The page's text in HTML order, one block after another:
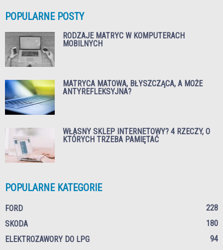
POPULARNE POSTY
RODZAJE MATRYC W KOMPUTERACH
MOBILNYCH
MATRYCA MATOWA, BŁYSZCZĄCA, A MOŻE
ANTYREFLEKSYJNA?
WŁASNY SKLEP INTERNETOWY? 4 RZECZY, O
KTÓRYCH TRZEBA PAMIĘTAĆ
POPULARNE KATEGORIE
FORD
228
SKODA
180
ELEKTROZAWORY DO LPG
94